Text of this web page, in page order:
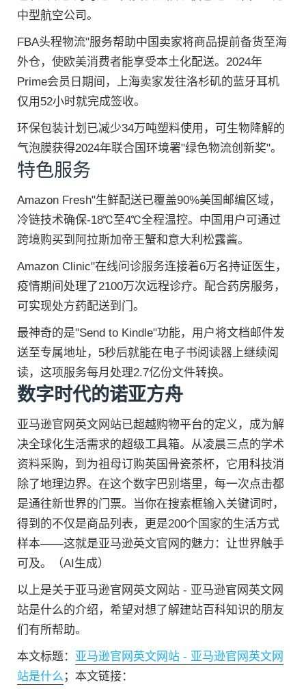
中型航空公司。
FBA头程物流"服务帮助中国卖家将商品提前备货至海
外仓，使欧美消费者能享受本土化配送。2024年
Prime会员日期间，上海卖家发往洛杉矶的蓝牙耳机
仅用52小时就完成签收。
环保包装计划已减少34万吨塑料使用，可生物降解的
气泡膜获得2024年联合国环境署"绿色物流创新奖"。
特色服务
Amazon Fresh"生鲜配送已覆盖90%美国邮编区域，
冷链技术确保-18℃至4℃全程温控。中国用户可通过
跨境购买到阿拉斯加帝王蟹和意大利松露酱。
Amazon Clinic"在线问诊服务连接着6万名持证医生，
疫情期间处理了2100万次远程诊疗。配合药房服务，
可实现处方药配送到门。
最神奇的是"Send to Kindle"功能，用户将文档邮件发
送至专属地址，5秒后就能在电子书阅读器上继续阅
读，这项服务每月处理2.7亿份文件转换。
数字时代的诺亚方舟
亚马逊官网英文网站已超越购物平台的定义，成为解
决全球化生活需求的超级工具箱。从凌晨三点的学术
资料采购，到为祖母订购英国骨瓷茶杯，它用科技消
除了地理边界。在这个数字巴别塔里，每一次点击都
是通往新世界的门票。当你在搜索框输入关键词时，
得到的不仅是商品列表，更是200个国家的生活方式
样本——这就是亚马逊英文官网的魅力：让世界触手
可及。（AI生成）
以上是关于亚马逊官网英文网站 - 亚马逊官网英文网
站是什么的介绍，希望对想了解建站百科知识的朋友
们有所帮助。
本文标题： 亚马逊官网英文网站 - 亚马逊官网英文网
站是什么 ；本文链接：